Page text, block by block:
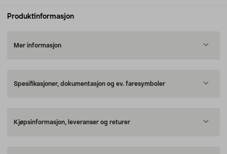
Produktinformasjon
Mer informasjon
Spesifikasjoner, dokumentasjon og ev. faresymboler
Kjøpsinformasjon, leveranser og returer